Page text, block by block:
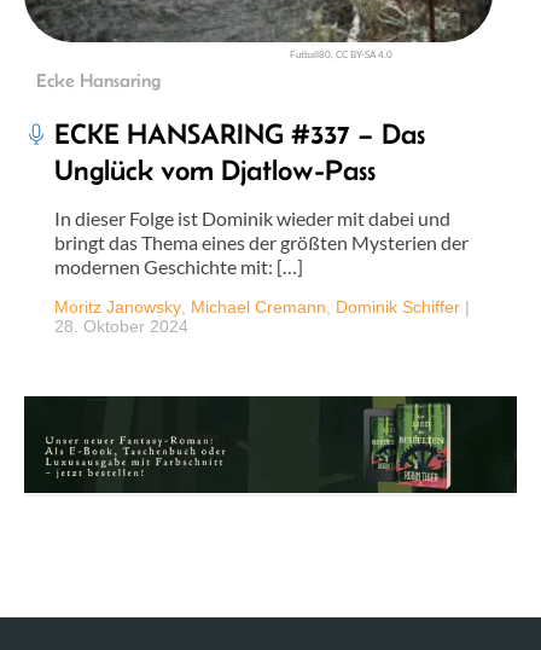
Futball80, CC BY-SA 4.0
Ecke Hansaring
ECKE HANSARING #337 – Das
Unglück vom Djatlow-Pass
In dieser Folge ist Dominik wieder mit dabei und
bringt das Thema eines der größten Mysterien der
modernen Geschichte mit: […]
Moritz Janowsky Michael Cremann Dominik Schiffer |
28. Oktober 2024